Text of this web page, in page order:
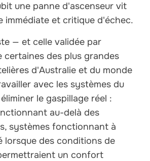
une panne d'ascenseur vit
immédiate et critique d'échec.
— et celle validée par
certaines des plus grandes
d'Australie et du monde
avec les systèmes du
le gaspillage réel :
au-delà des
systèmes fonctionnant à
lorsque des conditions de
un confort